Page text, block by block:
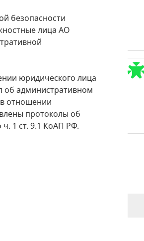
безопасности
лица АО
юридического лица
об административном
отношении
протоколы об
1 ст. 9.1 КоАП РФ.